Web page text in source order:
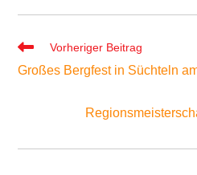
Vorheriger Beitrag
Großes Bergfest in Süchteln